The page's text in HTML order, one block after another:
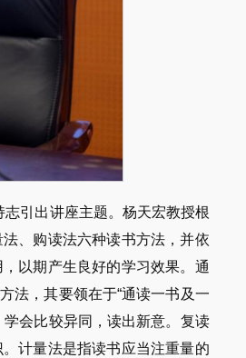
引出讲座主题。杨天宏教授根
、购读法六种读书方法，并依
以期产生良好的学习效果。通
法，其要领在于“通读一书及一
会比较异同，读出新意。复读
计量法是指读书应当注重量的